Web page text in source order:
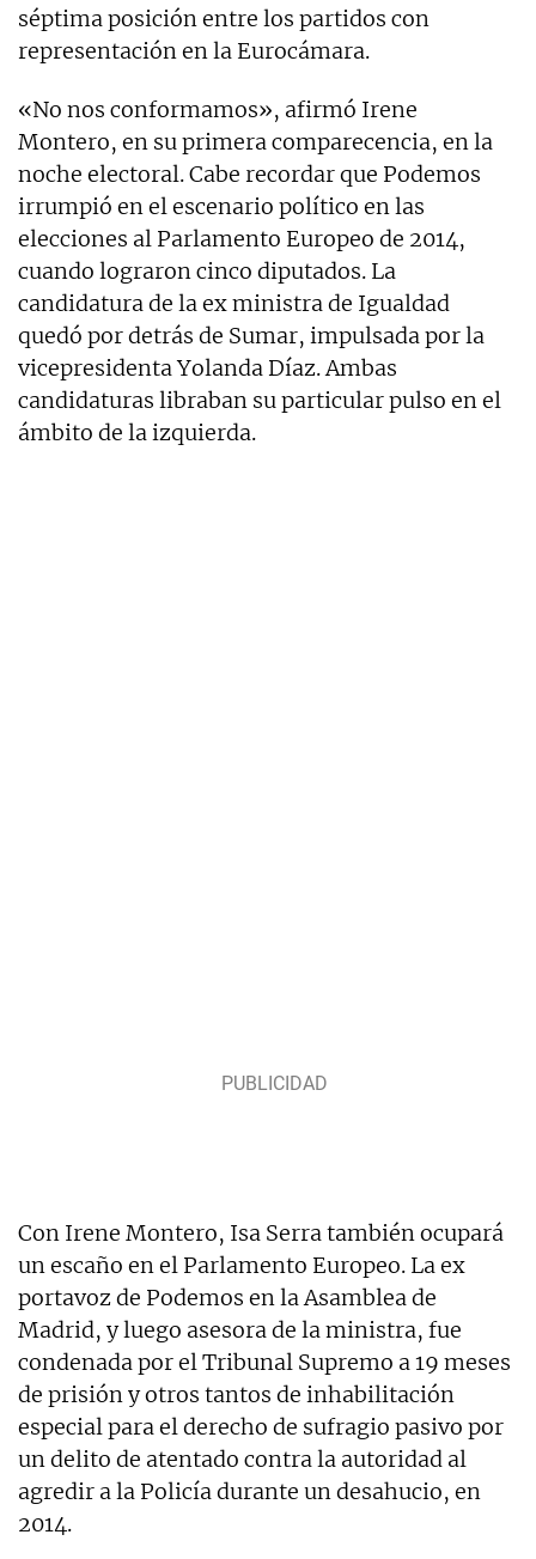
séptima posición entre los partidos con
representación en la Eurocámara.
«No nos conformamos», afirmó Irene
Montero, en su primera comparecencia, en la
noche electoral. Cabe recordar que Podemos
irrumpió en el escenario político en las
elecciones al Parlamento Europeo de 2014,
cuando lograron cinco diputados. La
candidatura de la ex ministra de Igualdad
quedó por detrás de Sumar, impulsada por la
vicepresidenta Yolanda Díaz. Ambas
candidaturas libraban su particular pulso en el
ámbito de la izquierda.
Con Irene Montero, Isa Serra también ocupará
un escaño en el Parlamento Europeo. La ex
portavoz de Podemos en la Asamblea de
Madrid, y luego asesora de la ministra, fue
condenada por el Tribunal Supremo a 19 meses
de prisión y otros tantos de inhabilitación
especial para el derecho de sufragio pasivo por
un delito de atentado contra la autoridad al
agredir a la Policía durante un desahucio, en
2014.